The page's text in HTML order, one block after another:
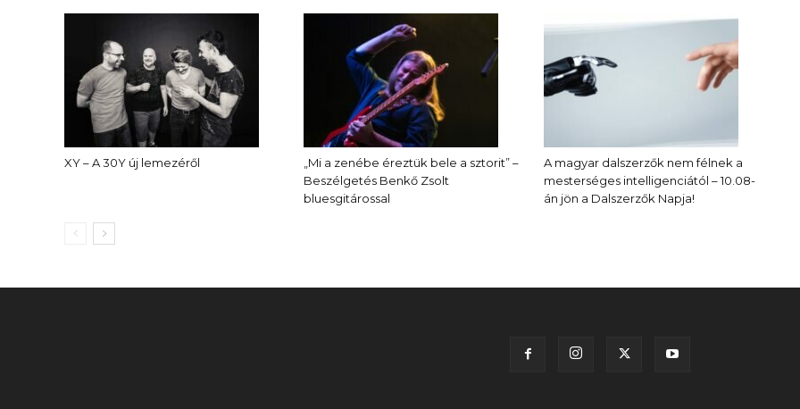
XY – A 30Y új lemezéről
„Mi a zenébe éreztük bele a sztorit” –
Beszélgetés Benkő Zsolt
bluesgitárossal
A magyar dalszerzők nem félnek a
mesterséges intelligenciától – 10.08-
án jön a Dalszerzők Napja!